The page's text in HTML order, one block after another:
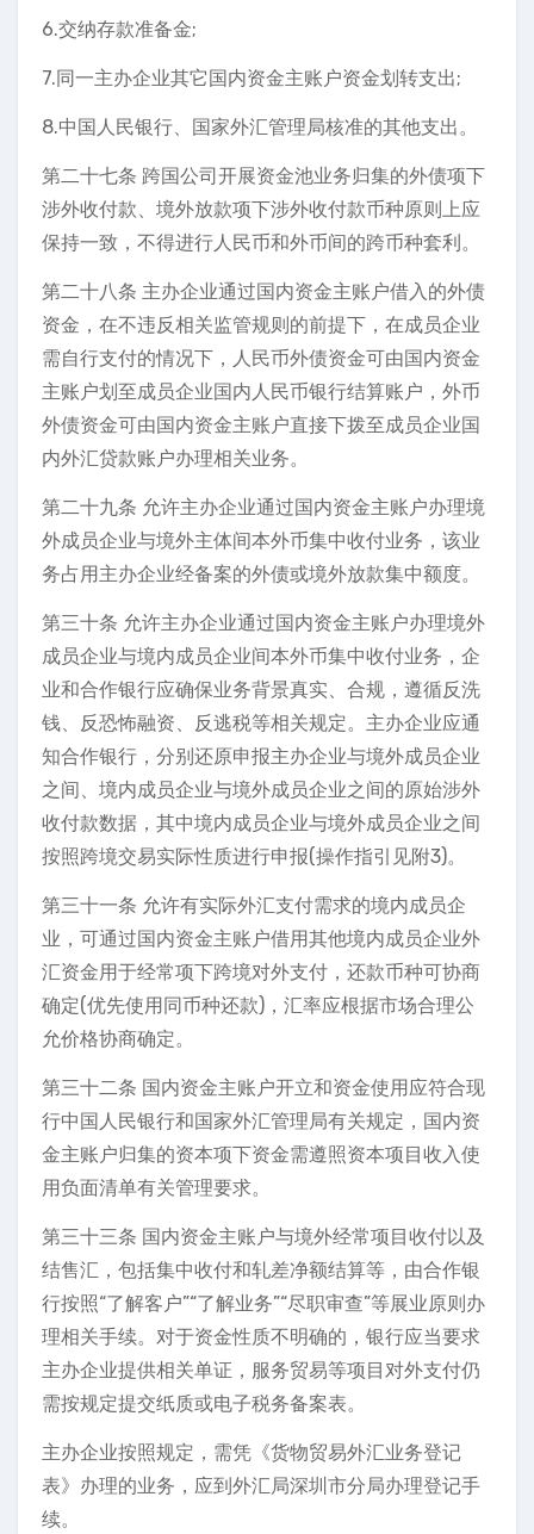
6.交纳存款准备金;
7.同一主办企业其它国内资金主账户资金划转支出;
8.中国人民银行、国家外汇管理局核准的其他支出。
第二十七条 跨国公司开展资金池业务归集的外债项下
涉外收付款、境外放款项下涉外收付款币种原则上应
保持一致，不得进行人民币和外币间的跨币种套利。
第二十八条 主办企业通过国内资金主账户借入的外债
资金，在不违反相关监管规则的前提下，在成员企业
需自行支付的情况下，人民币外债资金可由国内资金
主账户划至成员企业国内人民币银行结算账户，外币
外债资金可由国内资金主账户直接下拨至成员企业国
内外汇贷款账户办理相关业务。
第二十九条 允许主办企业通过国内资金主账户办理境
外成员企业与境外主体间本外币集中收付业务，该业
务占用主办企业经备案的外债或境外放款集中额度。
第三十条 允许主办企业通过国内资金主账户办理境外
成员企业与境内成员企业间本外币集中收付业务，企
业和合作银行应确保业务背景真实、合规，遵循反洗
钱、反恐怖融资、反逃税等相关规定。主办企业应通
知合作银行，分别还原申报主办企业与境外成员企业
之间、境内成员企业与境外成员企业之间的原始涉外
收付款数据，其中境内成员企业与境外成员企业之间
按照跨境交易实际性质进行申报(操作指引见附3)。
第三十一条 允许有实际外汇支付需求的境内成员企
业，可通过国内资金主账户借用其他境内成员企业外
汇资金用于经常项下跨境对外支付，还款币种可协商
确定(优先使用同币种还款)，汇率应根据市场合理公
允价格协商确定。
第三十二条 国内资金主账户开立和资金使用应符合现
行中国人民银行和国家外汇管理局有关规定，国内资
金主账户归集的资本项下资金需遵照资本项目收入使
用负面清单有关管理要求。
第三十三条 国内资金主账户与境外经常项目收付以及
结售汇，包括集中收付和轧差净额结算等，由合作银
行按照“了解客户”“了解业务”“尽职审查”等展业原则办
理相关手续。对于资金性质不明确的，银行应当要求
主办企业提供相关单证，服务贸易等项目对外支付仍
需按规定提交纸质或电子税务备案表。
主办企业按照规定，需凭《货物贸易外汇业务登记
表》办理的业务，应到外汇局深圳市分局办理登记手
续。